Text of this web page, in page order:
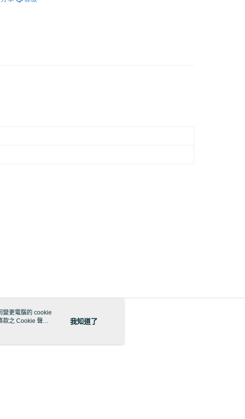
變更電腦的 cookie
款之 Cookie 聲明
我知道了